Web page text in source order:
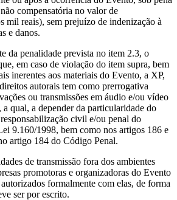
compensatória no valor de
mil reais), sem prejuízo de indenização à
e danos.
da penalidade prevista no item 2.3, o
em caso de violação do item supra, bem
inerentes aos materiais do Evento, a XP,
autorais tem como prerrogativa
ou transmissões em áudio e/ou vídeo
qual, a depender da particularidade do
civil e/ou penal do
9.160/1998, bem como nos artigos 186 e
artigo 184 do Código Penal.
de transmissão fora dos ambientes
promotoras e organizadoras do Evento
formalmente com elas, de forma
ser por escrito.